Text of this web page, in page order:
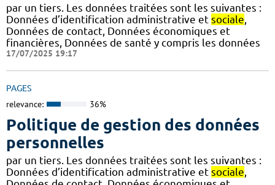
par un tiers. Les données traitées sont les suivantes :
Données d’identification administrative et sociale,
Données de contact, Données économiques et
financières, Données de santé y compris les données
17/07/2025 19:17
PAGES
relevance: 36%
Politique de gestion des données
personnelles
par un tiers. Les données traitées sont les suivantes :
Données d’identification administrative et sociale